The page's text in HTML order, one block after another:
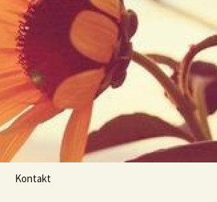
Kontakt